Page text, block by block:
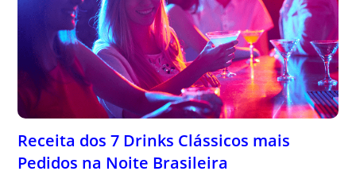
Receita dos 7 Drinks Clássicos mais
Pedidos na Noite Brasileira